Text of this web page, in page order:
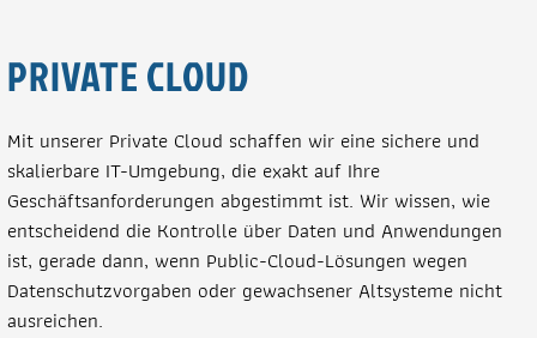
PRIVATE CLOUD
Mit unserer Private Cloud schaffen wir eine sichere und
skalierbare IT-Umgebung, die exakt auf Ihre
Geschäftsanforderungen abgestimmt ist. Wir wissen, wie
entscheidend die Kontrolle über Daten und Anwendungen
ist, gerade dann, wenn Public-Cloud-Lösungen wegen
Datenschutzvorgaben oder gewachsener Altsysteme nicht
ausreichen.